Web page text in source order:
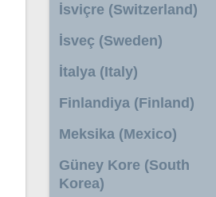
İsviçre (Switzerland)
İsveç (Sweden)
İtalya (Italy)
Finlandiya (Finland)
Meksika (Mexico)
Güney Kore (South
Korea)